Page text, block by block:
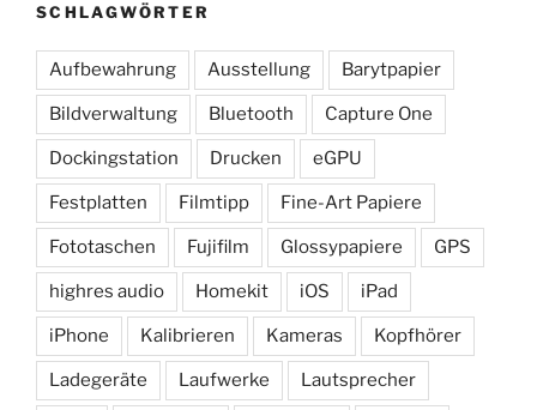
SCHLAGWÖRTER
Aufbewahrung Ausstellung Barytpapier
Bildverwaltung Bluetooth Capture One
Dockingstation Drucken eGPU
Festplatten Filmtipp Fine-Art Papiere
Fototaschen Fujifilm Glossypapiere GPS
highres audio Homekit iOS iPad
iPhone Kalibrieren Kameras Kopfhörer
Ladegeräte Laufwerke Lautsprecher